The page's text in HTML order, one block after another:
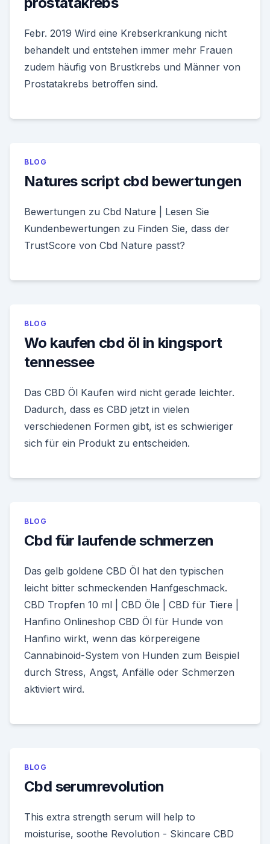
Febr. 2019 Wird eine Krebserkrankung nicht
behandelt und entstehen immer mehr Frauen
zudem häufig von Brustkrebs und Männer von
Prostatakrebs betroffen sind.
BLOG
Natures script cbd bewertungen
Bewertungen zu Cbd Nature | Lesen Sie
Kundenbewertungen zu Finden Sie, dass der
TrustScore von Cbd Nature passt?
BLOG
Wo kaufen cbd öl in kingsport
tennessee
Das CBD Öl Kaufen wird nicht gerade leichter.
Dadurch, dass es CBD jetzt in vielen
verschiedenen Formen gibt, ist es schwieriger
sich für ein Produkt zu entscheiden.
BLOG
Cbd für laufende schmerzen
Das gelb goldene CBD Öl hat den typischen
leicht bitter schmeckenden Hanfgeschmack.
CBD Tropfen 10 ml | CBD Öle | CBD für Tiere |
Hanfino Onlineshop CBD Öl für Hunde von
Hanfino wirkt, wenn das körpereigene
Cannabinoid-System von Hunden zum Beispiel
durch Stress, Angst, Anfälle oder Schmerzen
aktiviert wird.
BLOG
Cbd serumrevolution
This extra strength serum will help to
moisturise, soothe Revolution - Skincare CBD